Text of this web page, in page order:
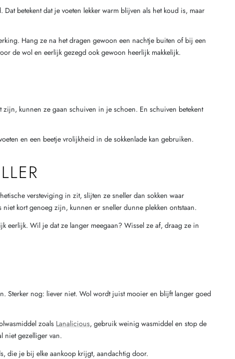
betekent dat je voeten lekker warm blijven als het koud is, maar
Hang ze na het dragen gewoon een nachtje buiten of bij een
de wol en eerlijk gezegd ook gewoon heerlijk makkelijk.
kunnen ze gaan schuiven in je schoen. En schuiven betekent
en een beetje vrolijkheid in de sokkenlade kan gebruiken.
versteviging in zit, slijten ze sneller dan sokken waar
kort genoeg zijn, kunnen er sneller dunne plekken ontstaan.
eerlijk. Wil je dat ze langer meegaan? Wissel ze af, draag ze in
Sterker nog: liever niet. Wol wordt juist mooier en blijft langer goed
zoals Lanalicious, gebruik weinig wasmiddel en stop de
niet gezelliger van.
die je bij elke aankoop krijgt, aandachtig door.